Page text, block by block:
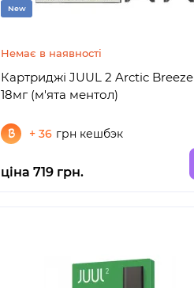
New
Немає в наявності
Картриджі JUUL 2 Arctic Breeze
18мг (м'ята ментол)
+ 36 грн кешбэк
ціна 719 грн.